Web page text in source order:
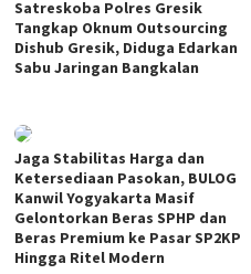
Satreskoba Polres Gresik
Tangkap Oknum Outsourcing
Dishub Gresik, Diduga Edarkan
Sabu Jaringan Bangkalan
Jaga Stabilitas Harga dan
Ketersediaan Pasokan, BULOG
Kanwil Yogyakarta Masif
Gelontorkan Beras SPHP dan
Beras Premium ke Pasar SP2KP
Hingga Ritel Modern